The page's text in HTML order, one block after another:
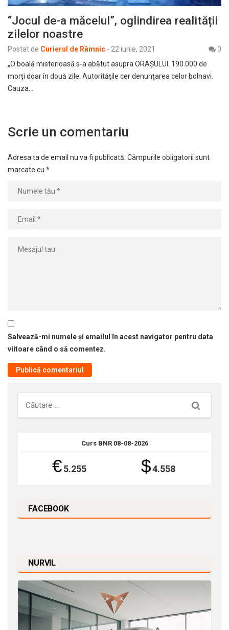
“Jocul de-a măcelul”, oglindirea realității
zilelor noastre
Postat de Curierul de Râmnic - 22 iunie, 2021
0
„O boală misterioasă s-a abătut asupra ORAȘULUI. 190.000 de
morți doar în două zile. Autoritățile cer denunțarea celor bolnavi.
Cauza…
Scrie un comentariu
Adresa ta de email nu va fi publicată. Câmpurile obligatorii sunt
marcate cu *
Salvează-mi numele și emailul în acest navigator pentru data
viitoare când o să comentez.
Căutare
Curs BNR 08-08-2026
€5.255 $4.558
FACEBOOK
NURVIL